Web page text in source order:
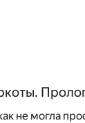
не могла